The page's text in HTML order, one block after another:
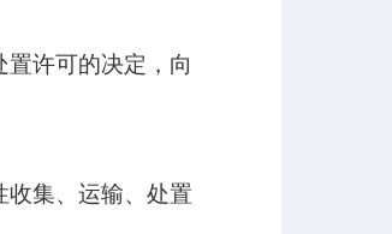
许可的决定，向
集、运输、处置